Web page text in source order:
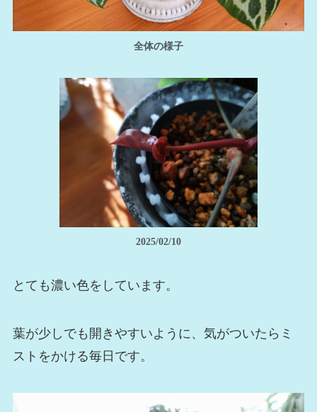
全体の様子
2025/02/10
とても濃い色をしています。
葉が少しでも開きやすいように、気がついたらミ
ストをかける毎日です。